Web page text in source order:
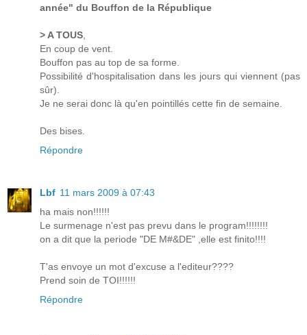
année" du Bouffon de la République
> A TOUS
En coup de vent.
Bouffon pas au top de sa forme.
Possibilité d'hospitalisation dans les jours qui viennent (pas
sûr).
Je ne serai donc là qu'en pointillés cette fin de semaine.
Des bises.
Répondre
Lbf 11 mars 2009 à 07:43
ha mais non!!!!!!
Le surmenage n'est pas prevu dans le program!!!!!!!!
on a dit que la periode "DE M#&DE" ,elle est finito!!!!
T'as envoye un mot d'excuse a l'editeur????
Prend soin de TOI!!!!!!
Répondre